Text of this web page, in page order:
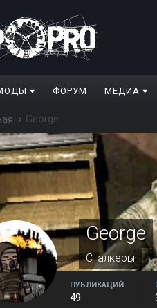
ФОРУМ МЕДИА
George
George
Сталкеры
ПУБЛИКАЦИЙ
49